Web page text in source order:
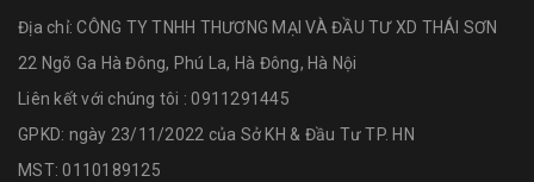
Địa chỉ:CÔNG TY TNHH THƯƠNG MẠI VÀ ĐẦU TƯ XD THÁI SƠN
22 Ngõ Ga Hà Đông, Phú La, Hà Đông, Hà Nội
Liên kết với chúng tôi : 0911291445
GPKD: ngày 23/11/2022 của Sở KH & Đầu Tư TP. HN
MST: 0110189125